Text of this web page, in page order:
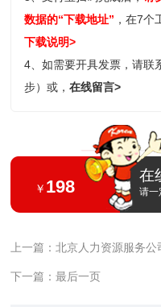
数据的“下载地址” ，在7个
下载说明>
4、如需要开具发票，请联
步）或，在线留言>
￥ 198
在
请一
上一篇：北京人力资源服务公
下一篇：最后一页